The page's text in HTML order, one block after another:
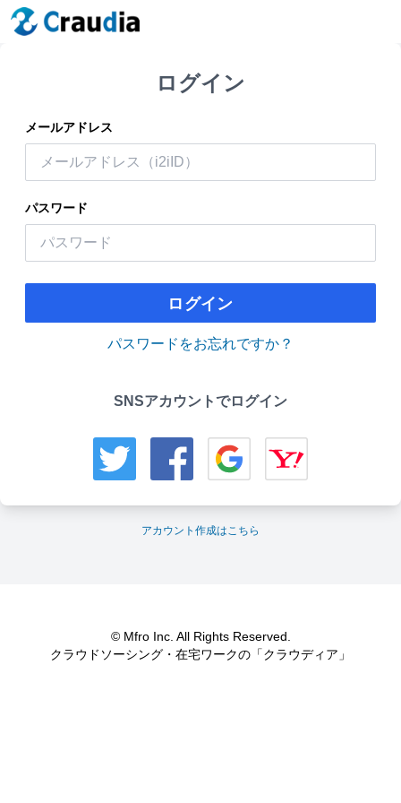
ログイン
メールアドレス
パスワード
ログイン
パスワードをお忘れですか？
SNSアカウントでログイン
アカウント作成はこちら
© Mfro Inc. All Rights Reserved.
クラウドソーシング・在宅ワークの「クラウディア」